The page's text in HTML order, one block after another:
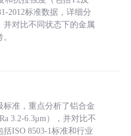
2012标准数据，详细分
对比不同状态下的金属
准，重点分析了铝合金
3.2-6.3μm），并对比不
ISO 8503-1标准和行业